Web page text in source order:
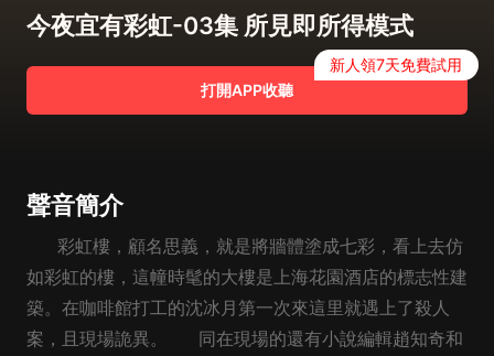
今夜宜有彩虹-03集 所見即所得模式
打開APP收聽
新人領7天免費試用
聲音簡介
彩虹樓，顧名思義，就是將牆體塗成七彩，看上去仿
如彩虹的樓，這幢時髦的大樓是上海花園酒店的標志性建
築。在咖啡館打工的沈冰月第一次來這里就遇上了殺人
案，且現場詭異。 同在現場的還有小說編輯趙知奇和